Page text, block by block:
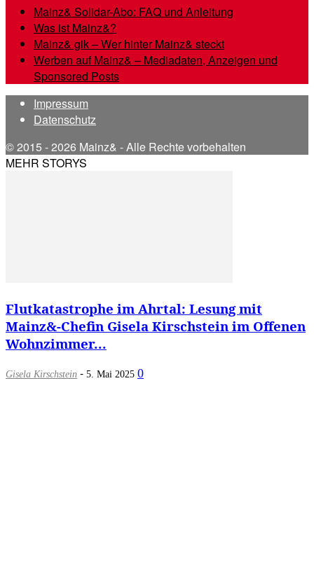
Mainz& Solidar-Abo: FAQ und Anleitung
Was ist Mainz&?
Mainz& gik – Wer hinter Mainz& steckt
Werben auf Mainz& – Mediadaten, Anzeigen und
Sponsored Posts
Impressum
Datenschutz
© 2015 - 2026 Mainz& - Alle Rechte vorbehalten
MEHR STORYS
Flutkatastrophe im Ahrtal: Lesung mit
Mainz&-Chefin Gisela Kirschstein im Offenen
Wohnzimmer...
Gisela Kirschstein - 5. Mai 2025 0